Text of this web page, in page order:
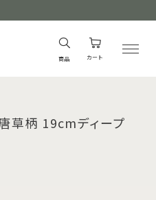
商品 カート
草柄 19cmディープ